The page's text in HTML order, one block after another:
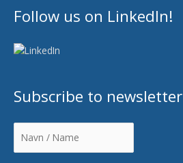
Follow us on LinkedIn!
Subscribe to newsletter